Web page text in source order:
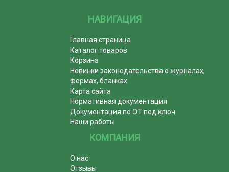
НАВИГАЦИЯ
Главная страница
Каталог товаров
Корзина
Новинки законодательства о журналах,
формах, бланках
Карта сайта
Нормативная документация
Документация по ОТ под ключ
Наши работы
КОМПАНИЯ
О нас
Отзывы